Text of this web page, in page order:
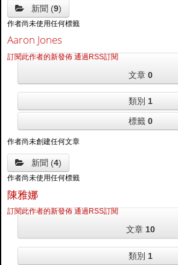
新聞 (9)
作者尚未使用任何標籤
Aaron Jones
訂閱此作者的新發佈 通過RSS訂閱
文章 0
類別 1
標籤 0
作者尚未創建任何文章
新聞 (4)
作者尚未使用任何標籤
陳雅娜
訂閱此作者的新發佈 通過RSS訂閱
文章 10
類別 1